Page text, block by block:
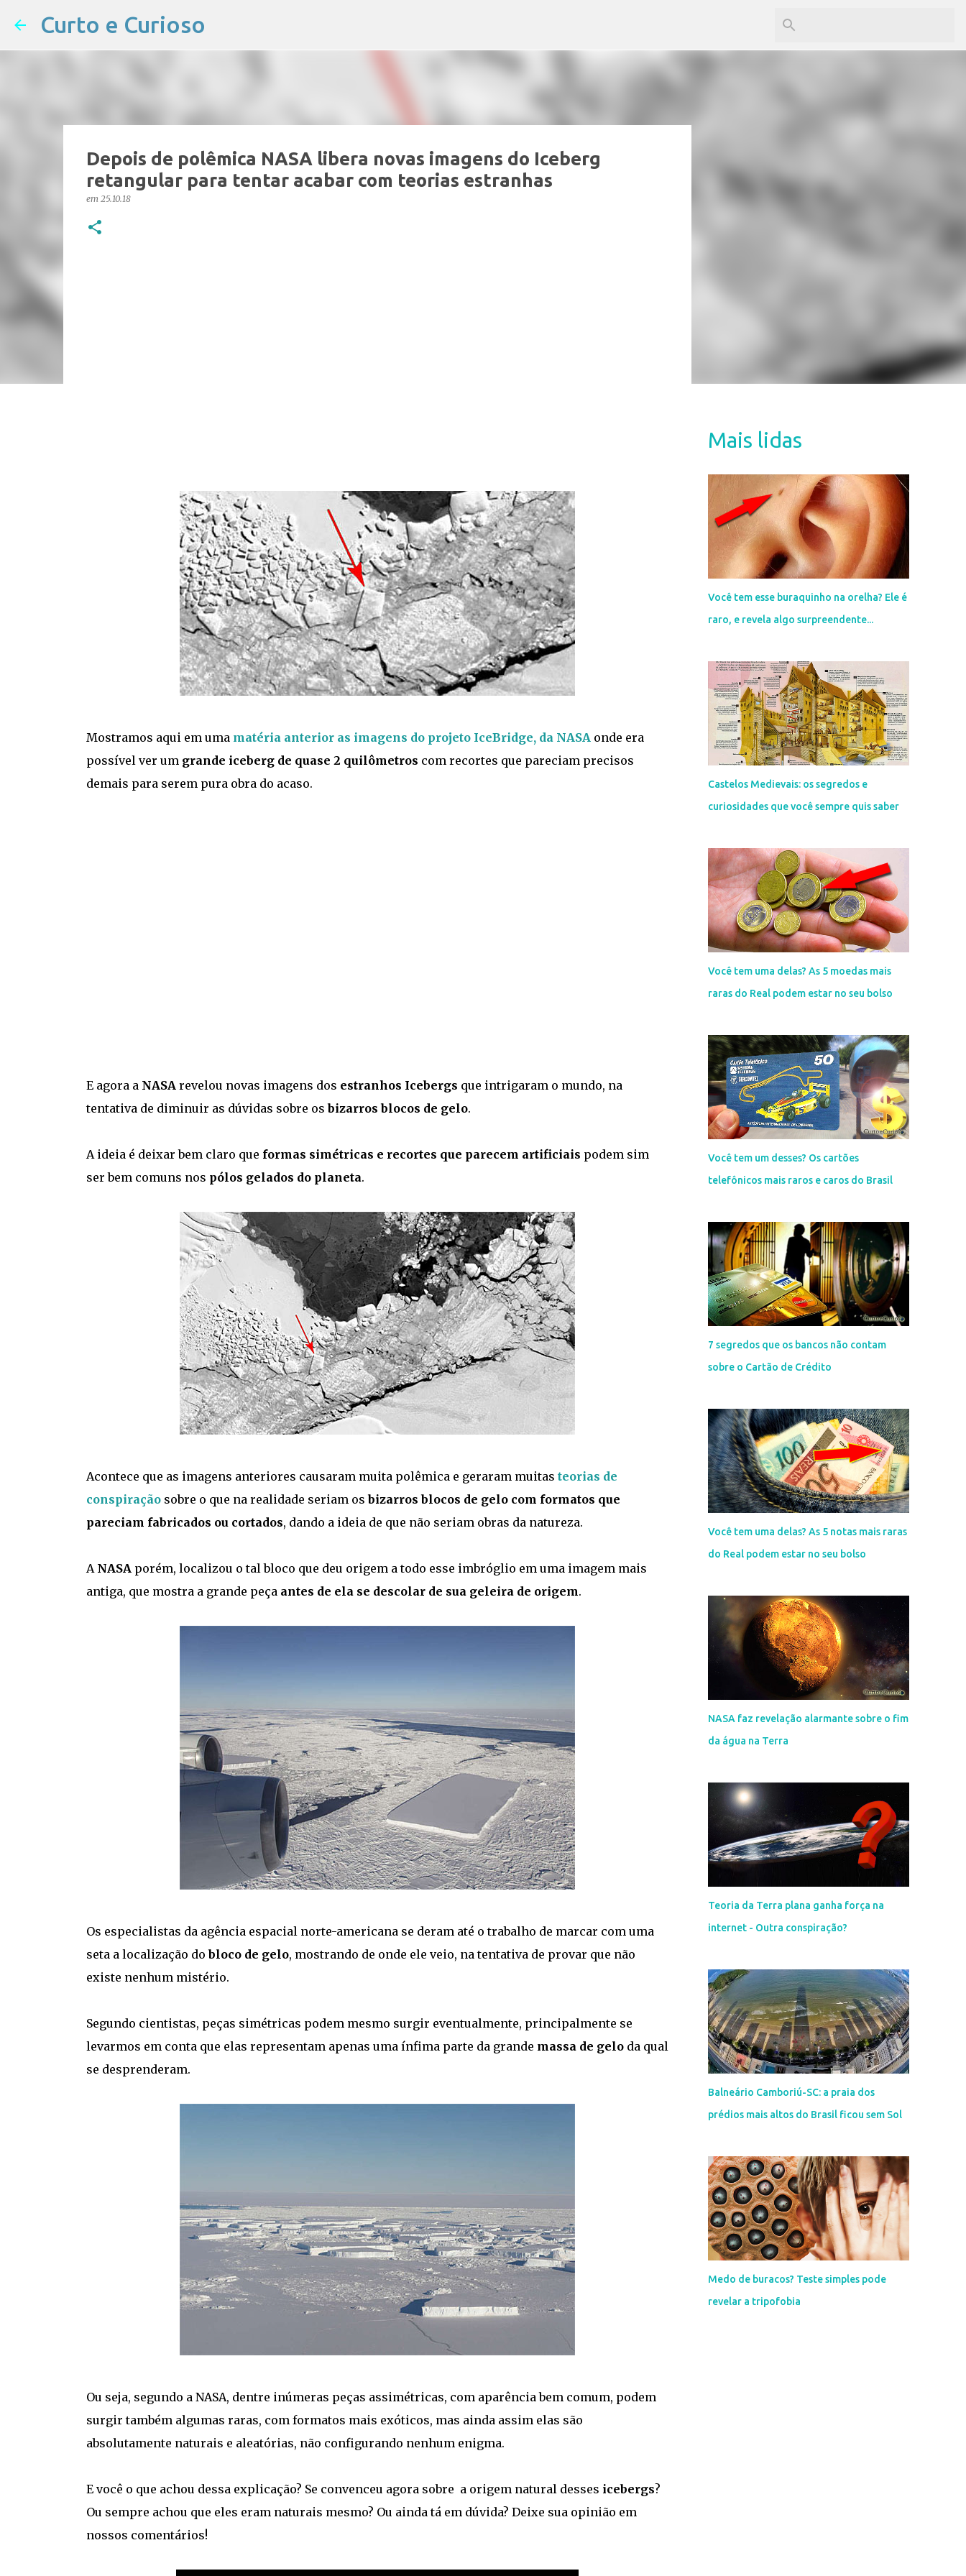
Curto e Curioso
Depois de polêmica NASA libera novas imagens do Iceberg
retangular para tentar acabar com teorias estranhas
em 25.10.18
Mostramos aqui em uma matéria anterior as imagens do projeto IceBridge, da NASAonde era
possível ver um grande iceberg de quase 2 quilômetros com recortes que pareciam precisos
demais para serem pura obra do acaso.
E agora a NASArevelou novas imagens dos estranhos Icebergs que intrigaram o mundo, na
tentativa de diminuir as dúvidas sobre osbizarros blocos de gelo.
A ideia é deixar bem claro que formas simétricas e recortes que parecem artificiais podem sim
ser bem comuns nos pólos gelados do planeta.
Acontece que as imagens anteriores causaram muita polêmica e geraram muitas teorias de
conspiraçãosobre o que na realidade seriam osbizarros blocos de gelo com formatos que
pareciam fabricados ou cortados, dando a ideia de que não seriam obras da natureza.
A NASAporém, localizou o tal bloco que deu origem a todo esse imbróglio em uma imagem mais
antiga, que mostra a grande peça antes de ela se descolar de sua geleira de origem.
Os especialistas da agência espacial norte-americana se deram até o trabalho de marcar com uma
seta a localização dobloco de gelo, mostrando de onde ele veio, na tentativa de provar que não
existe nenhum mistério.
Segundo cientistas, peças simétricas podem mesmo surgir eventualmente, principalmente se
levarmos em conta que elas representam apenas uma ínfima parte da grande massa de geloda qual
se desprenderam.
Ou seja, segundo a NASA, dentre inúmeras peças assimétricas, com aparência bem comum, podem
surgir também algumas raras, com formatos mais exóticos, mas ainda assim elas são
absolutamente naturais e aleatórias, não configurando nenhum enigma.
E você o que achou dessa explicação? Se convenceu agora sobre a origem natural desses icebergs?
Ou sempre achou que eles eram naturais mesmo? Ou ainda tá em dúvida? Deixe sua opinião em
nossos comentários!
Mais lidas
Você tem esse buraquinho na orelha? Ele é
raro, e revela algo surpreendente...
Castelos Medievais: os segredos e
curiosidades que você sempre quis saber
Você tem uma delas? As 5 moedas mais
raras do Real podem estar no seu bolso
Você tem um desses? Os cartões
telefônicos mais raros e caros do Brasil
7 segredos que os bancos não contam
sobre o Cartão de Crédito
Você tem uma delas? As 5 notas mais raras
do Real podem estar no seu bolso
NASA faz revelação alarmante sobre o fim
da água na Terra
Teoria da Terra plana ganha força na
internet - Outra conspiração?
Balneário Camboriú-SC: a praia dos
prédios mais altos do Brasil ficou sem Sol
Medo de buracos? Teste simples pode
revelar a tripofobia